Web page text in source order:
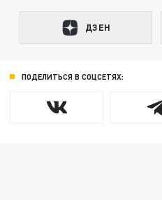
ДЗЕН
ПОДЕЛИТЬСЯ В СОЦСЕТЯХ: